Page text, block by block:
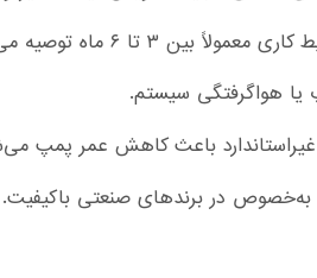
بین ۳ تا ۶ ماه توصیه می‌شود.
یا هواگرفتگی سیستم.
باعث کاهش عمر پمپ
به‌خصوص در برندهای صنعتی باکیفیت.